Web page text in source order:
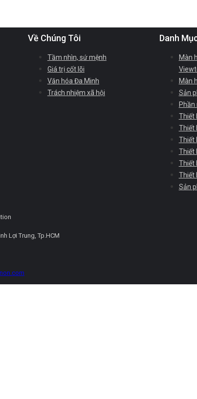
Về Chúng Tôi
Tầm nhìn, sứ mệnh
Giá trị cốt lõi
Văn hóa Đa Minh
Trách nhiệm xã hội
Danh
Màn
Màn
Sản
Thiết
Thiết
Thiết
Thiết
Thiết
Thiết
Sản
Lợi Trung, Tp.HCM